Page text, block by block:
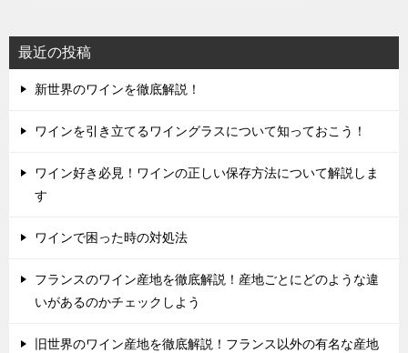
最近の投稿
新世界のワインを徹底解説！
ワインを引き立てるワイングラスについて知っておこう！
ワイン好き必見！ワインの正しい保存方法について解説しま
す
ワインで困った時の対処法
フランスのワイン産地を徹底解説！産地ごとにどのような違
いがあるのかチェックしよう
旧世界のワイン産地を徹底解説！フランス以外の有名な産地